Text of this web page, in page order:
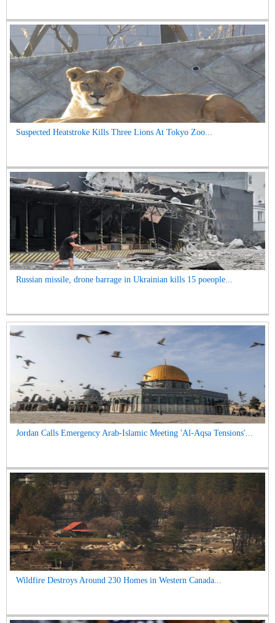
Suspected Heatstroke Kills Three Lions At Tokyo Zoo...
Russian missile, drone barrage in Ukrainian kills 15 poeople...
Jordan Calls Emergency Arab-Islamic Meeting 'Al-Aqsa Tensions'...
Wildfire Destroys Around 230 Homes in Western Canada...